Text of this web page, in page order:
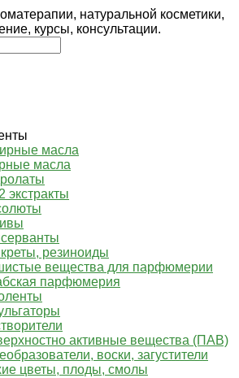
натуральной косметики,
курсы, консультации.
масла
масла
экстракты
резиноиды
вещества для парфюмерии
парфюмерия
активные вещества (ПАВ)
воски, загустители
цветы, плоды, смолы